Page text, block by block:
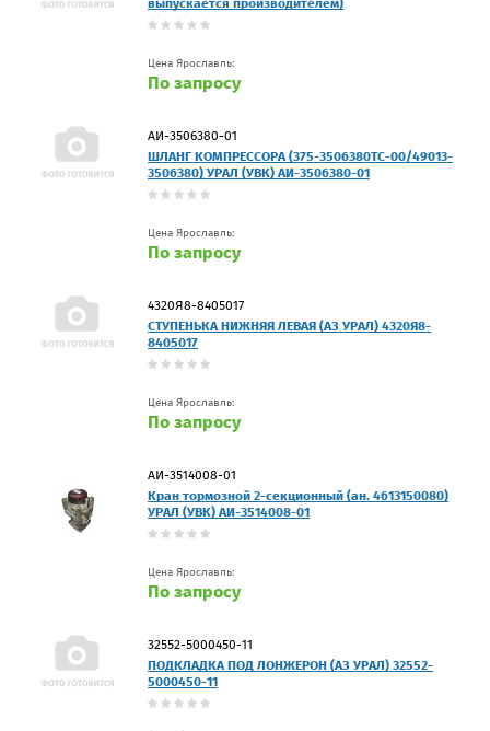
Цена Ярославль:
По запросу
АИ-3506380-01
ШЛАНГ КОМПРЕССОРА (375-3506380ТС-00/49013-
3506380) УРАЛ (УВК) АИ-3506380-01
Цена Ярославль:
По запросу
4320Я8-8405017
СТУПЕНЬКА НИЖНЯЯ ЛЕВАЯ (АЗ УРАЛ) 4320Я8-
8405017
Цена Ярославль:
По запросу
АИ-3514008-01
Кран тормозной 2-секционный (ан. 4613150080)
УРАЛ (УВК) АИ-3514008-01
Цена Ярославль:
По запросу
32552-5000450-11
ПОДКЛАДКА ПОД ЛОНЖЕРОН (АЗ УРАЛ) 32552-
5000450-11